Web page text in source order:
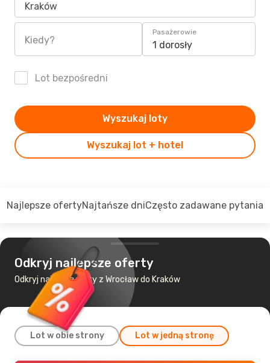
Kraków
Kiedy?
Pasażerowie
1 dorosły
Lot bezpośredni
Wyszukaj lot + hotel
Wyszukaj loty
Najlepsze ofertyNajtańsze dniCzęsto zadawane pytania
Odkryj najlepsze oferty
Odkryj najtańsze loty z Wrocław do Kraków
Lot w obie strony Lot w jedną stronę